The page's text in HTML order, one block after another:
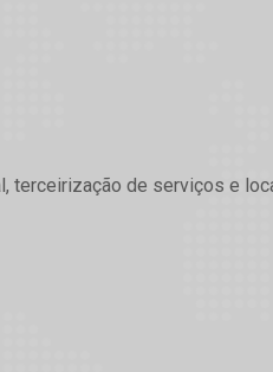
terceirização de serviços e